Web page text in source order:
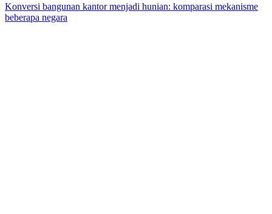
Konversi bangunan kantor menjadi hunian: komparasi mekanisme
beberapa negara